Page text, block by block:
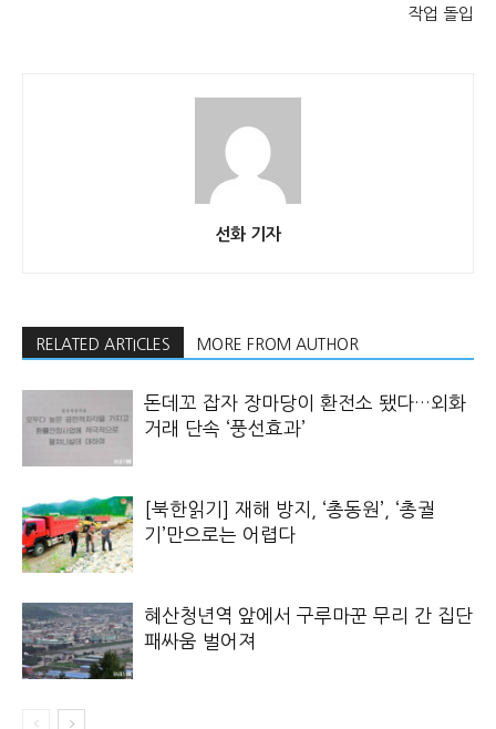
작업 돌입
선화 기자
RELATED ARTICLES MORE FROM AUTHOR
돈데꼬 잡자 장마당이 환전소 됐다…외화
거래 단속 ‘풍선효과’
[북한읽기] 재해 방지, ‘총동원’, ‘총궐
기’만으로는 어렵다
혜산청년역 앞에서 구루마꾼 무리 간 집단
패싸움 벌어져